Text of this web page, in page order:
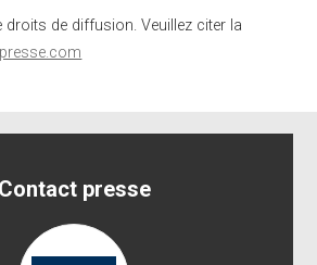
droits de diffusion. Veuillez citer la
Contact presse